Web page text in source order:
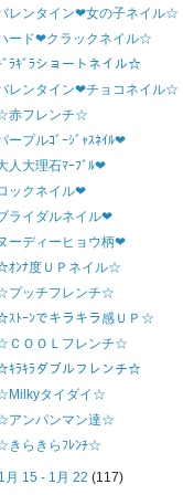
レンタイン❤女の子ネイル☆
ード❤クラックネイル☆
ﾞﾗｷﾞﾗショートネイル☆
レンタイン❤チョコネイル☆
赤フレンチ☆
ープルｺﾞｰｼﾞｬｽﾈｲﾙ❤
人大理石ﾏｰﾌﾞﾙ❤
ックネイル❤
ライダルネイル❤
ーディーヒョウ柄❤
ｵﾝﾅ度ＵＰネイル☆
プッチフレンチ☆
ｽﾄｰﾝでキラキラ感ＵＰ☆
ＣＯＯＬフレンチ☆
ｷﾗｷﾗダブルフレンチ☆
タイダイ☆
アンパンマン達☆
きらきらﾌﾚﾝﾁ☆
月 15 - 1月 22(117)